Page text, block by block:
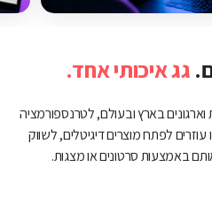
גג איכותי אחד.
וארגונים בארץ ובעולם, לטרנספורמציה
לפתח מוצרים דיגיטלים, לשווק
באמצעות סרטונים או מצגות.